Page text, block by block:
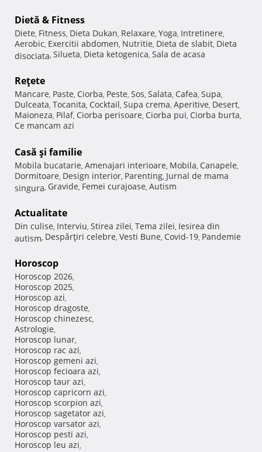
Dietă & Fitness
Diete, Fitness, Dieta Dukan, Relaxare, Yoga, Intretinere,
Aerobic, Exercitii abdomen, Nutritie, Dieta de slabit, Dieta
disociata, Silueta, Dieta ketogenica, Sala de acasa
Reţete
Mancare, Paste, Ciorba, Peste, Sos, Salata, Cafea, Supa,
Dulceata, Tocanita, Cocktail, Supa crema, Aperitive, Desert,
Maioneza, Pilaf, Ciorba perisoare, Ciorba pui, Ciorba burta,
Ce mancam azi
Casă şi familie
Mobila bucatarie, Amenajari interioare, Mobila, Canapele,
Dormitoare, Design interior, Parenting, Jurnal de mama
singura, Gravide, Femei curajoase, Autism
Actualitate
Din culise, Interviu, Stirea zilei, Tema zilei, Iesirea din
autism, Despărţiri celebre, Vesti Bune, Covid-19, Pandemie
Horoscop
Horoscop 2026,
Horoscop 2025,
Horoscop azi,
Horoscop dragoste,
Horoscop chinezesc,
Astrologie,
Horoscop lunar,
Horoscop rac azi,
Horoscop gemeni azi,
Horoscop fecioara azi,
Horoscop taur azi,
Horoscop capricorn azi,
Horoscop scorpion azi,
Horoscop sagetator azi,
Horoscop varsator azi,
Horoscop pesti azi,
Horoscop leu azi,